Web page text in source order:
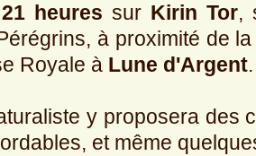
21 heuressur Kirin Tor,
à proximité de
Royale à Lune d'Argent.
y proposera des
et même